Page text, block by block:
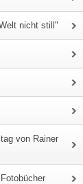
nicht still"
von Rainer